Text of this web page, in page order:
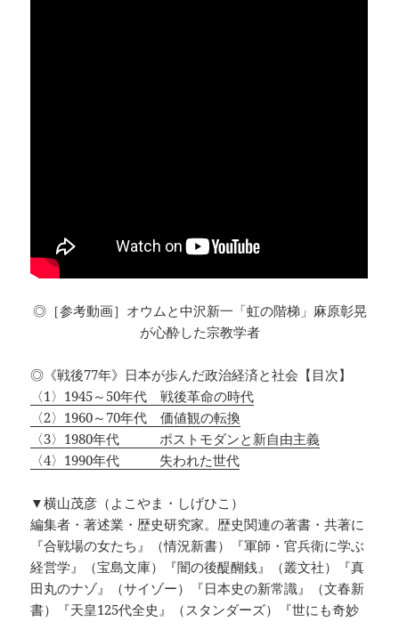
◎［参考動画］オウムと中沢新一「虹の階梯」麻原彰晃
が心酔した宗教学者
◎《戦後77年》日本が歩んだ政治経済と社会【目次】
〈1〉1945～50年代 戦後革命の時代
〈2〉1960～70年代 価値観の転換
〈3〉1980年代 ポストモダンと新自由主義
〈4〉1990年代 失われた世代
▼横山茂彦（よこやま・しげひこ）
編集者・著述業・歴史研究家。歴史関連の著書・共著に
『合戦場の女たち』（情況新書）『軍師・官兵衛に学ぶ
経営学』（宝島文庫）『闇の後醍醐銭』（叢文社）『真
田丸のナゾ』（サイゾー）『日本史の新常識』（文春新
書）『天皇125代全史』（スタンダーズ）『世にも奇妙